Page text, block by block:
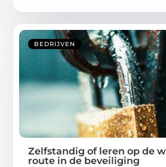
BEDRIJVEN
Zelfstandig of leren op de
route in de beveiliging